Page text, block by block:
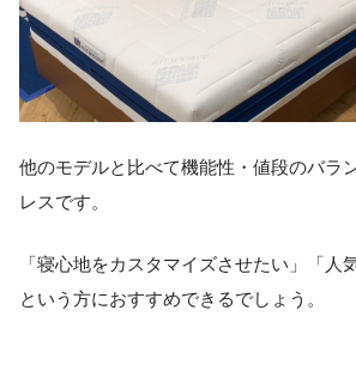
他のモデルと比べて機能性・値段のバラ
レスです。
「寝心地をカスタマイズさせたい」「人
という方におすすめできるでしょう。